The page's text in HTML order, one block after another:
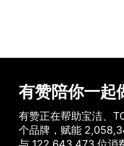
有赞陪你一起
有赞正在帮助宝洁、
个品牌， 赋能